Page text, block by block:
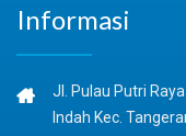
Informasi
Jl. Pulau Putri
Indah Kec.